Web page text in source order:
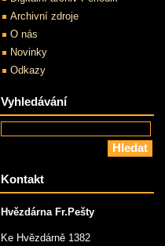
Archivní zdroje
O nás
Novinky
Odkazy
Vyhledávání
Kontakt
Hvězdárna Fr.Pešty
Ke Hvězdárně 1382